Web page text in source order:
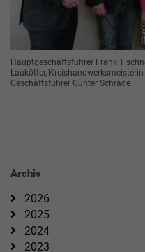
Hauptgeschäftsführer Frank
Laukötter,
Geschäftsführer Günter Schrade
Archiv
2026
2025
2024
2023